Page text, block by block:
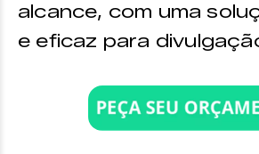
alcance, com uma
e eficaz para